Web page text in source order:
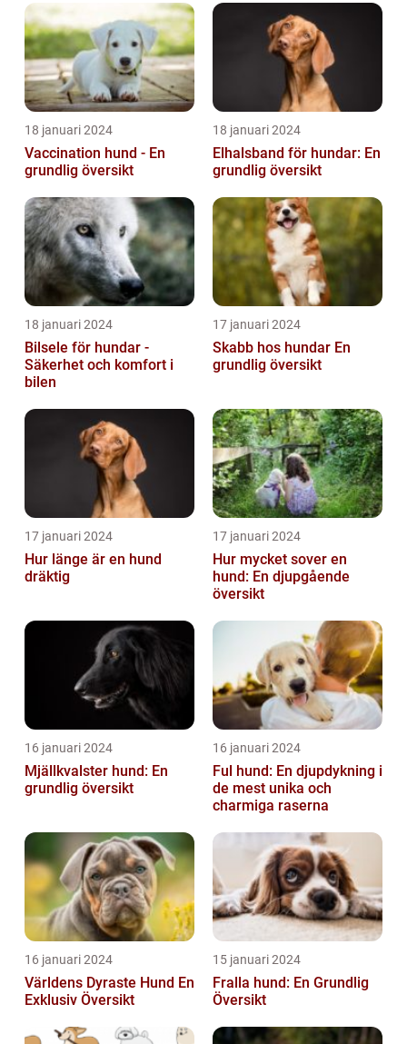
18 januari 2024
Vaccination hund - En
grundlig översikt
18 januari 2024
Elhalsband för hundar: En
grundlig översikt
18 januari 2024
Bilsele för hundar -
Säkerhet och komfort i
bilen
17 januari 2024
Skabb hos hundar En
grundlig översikt
17 januari 2024
Hur länge är en hund
dräktig
17 januari 2024
Hur mycket sover en
hund: En djupgående
översikt
16 januari 2024
Mjällkvalster hund: En
grundlig översikt
16 januari 2024
Ful hund: En djupdykning i
de mest unika och
charmiga raserna
16 januari 2024
Världens Dyraste Hund En
Exklusiv Översikt
15 januari 2024
Fralla hund: En Grundlig
Översikt